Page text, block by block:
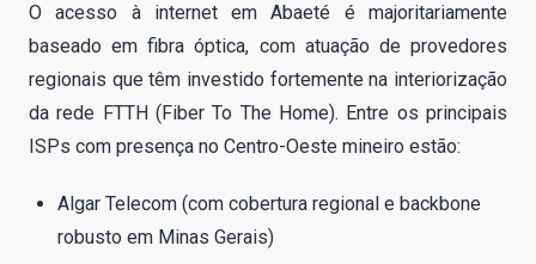
O acesso à internet em Abaeté é majoritariamente
baseado em fibra óptica, com atuação de provedores
regionais que têm investido fortemente na interiorização
da rede FTTH (Fiber To The Home). Entre os principais
ISPs com presença no Centro-Oeste mineiro estão:
Algar Telecom (com cobertura regional e backbone
robusto em Minas Gerais)